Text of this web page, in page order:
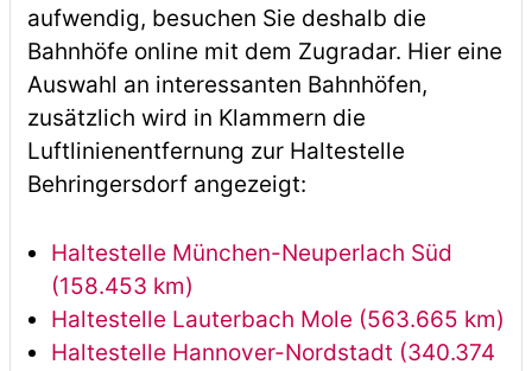
aufwendig, besuchen Sie deshalb die
Bahnhöfe online mit dem Zugradar. Hier eine
Auswahl an interessanten Bahnhöfen,
zusätzlich wird in Klammern die
Luftlinienentfernung zur Haltestelle
Behringersdorf angezeigt:
Haltestelle München-Neuperlach Süd
(158.453 km)
Haltestelle Lauterbach Mole (563.665 km)
Haltestelle Hannover-Nordstadt (340.374